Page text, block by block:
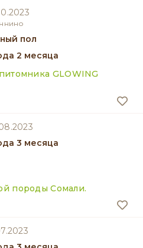
пол
2 месяца
GLOWING
3 месяца
породы Сомали.